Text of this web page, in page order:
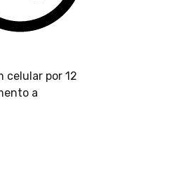
celular por 12
a